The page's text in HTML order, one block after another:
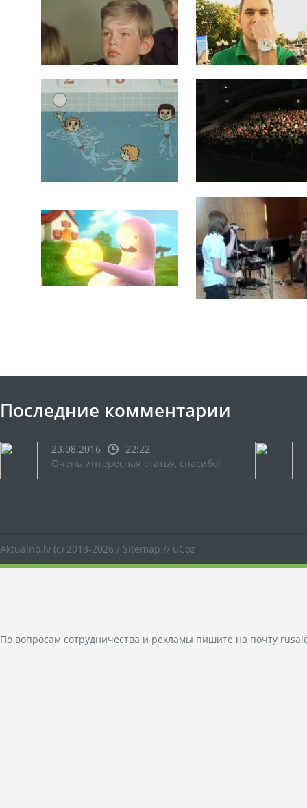
Последние комментарии
23.08.2016
22:22
Очень интересная статья, спасибо!
Aktualno.lv (c) 2013-2026 / Sitemap // uCoz
По вопросам сотрудничества и рекламы пишите на почту